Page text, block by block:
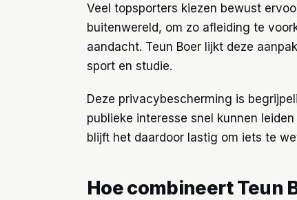
Veel topsporters kiezen bewust
buitenwereld, om zo afleiding te
aandacht. Teun Boer lijkt deze
sport en studie.
Deze privacybescherming is
publieke interesse snel kunnen
blijft het daardoor lastig om iets te
Hoe combineert Teun